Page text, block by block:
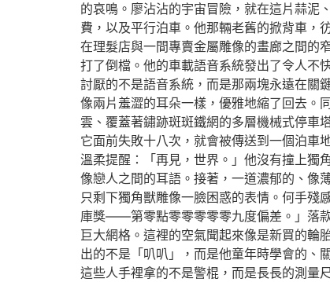
的哀鳴。廖沾沾的宇宙冒險，就在這片蒜泥
費，以及平行泊車。他那輛老舊的掀背車，
在理髮店與一間專賣金屬雕像的畫廊之間的
打了倒檔。他的車載語音系統發出了令人不
討厭的不是語音系統，而是那兩塊永遠在關
像兩片羞澀的耳朵一樣，優雅地縮了回去。
雲、覆蓋著鏽跡斑斑鐵網的多層機械式停車
它面前失敗十八次，就會被傳送到一個泊車
溫柔提醒：「再見，世界。」他沒有撞上獨
像戀人之間的耳語。接著，一道濃郁的、像
只剩下獨角獸雕像一臉困惑的表情。何手殘
庫獎——第零點零零零零零九度偏差。」落
巨大網格。這裡的空氣聞起來像是新買的輪
出的不是「叭叭」，而是他童年時學會的、
這些人手裡拿的不是警棍，而是長長的測量